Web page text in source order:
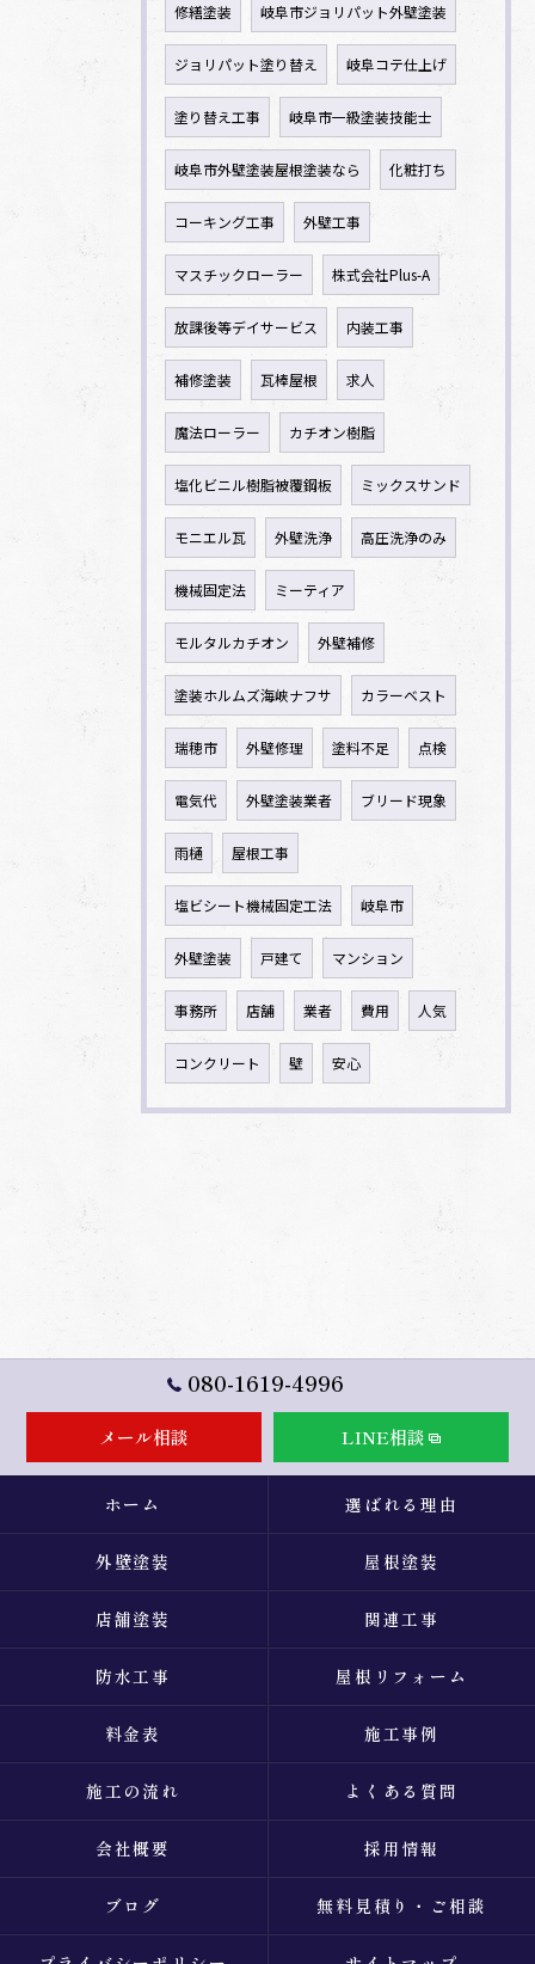
修繕塗装 岐阜市ジョリパット外壁塗装
ジョリパット塗り替え 岐阜コテ仕上げ
塗り替え工事 岐阜市一級塗装技能士
岐阜市外壁塗装屋根塗装なら 化粧打ち
コーキング工事 外壁工事
マスチックローラー 株式会社Plus-A
放課後等デイサービス 内装工事
補修塗装 瓦棒屋根 求人
魔法ローラー カチオン樹脂
塩化ビニル樹脂被覆鋼板 ミックスサンド
モニエル瓦 外壁洗浄 高圧洗浄のみ
機械固定法 ミーティア
モルタルカチオン 外壁補修
塗装ホルムズ海峡ナフサ カラーベスト
瑞穂市 外壁修理 塗料不足 点検
電気代 外壁塗装業者 ブリード現象
雨樋 屋根工事
塩ビシート機械固定工法 岐阜市
外壁塗装 戸建て マンション
事務所 店舗 業者 費用 人気
コンクリート 壁 安心
080-1619-4996
メール相談 LINE相談
ホーム 選ばれる理由
外壁塗装 屋根塗装
店舗塗装 関連工事
防水工事 屋根リフォーム
料金表 施工事例
施工の流れ よくある質問
会社概要 採用情報
ブログ 無料見積り・ご相談